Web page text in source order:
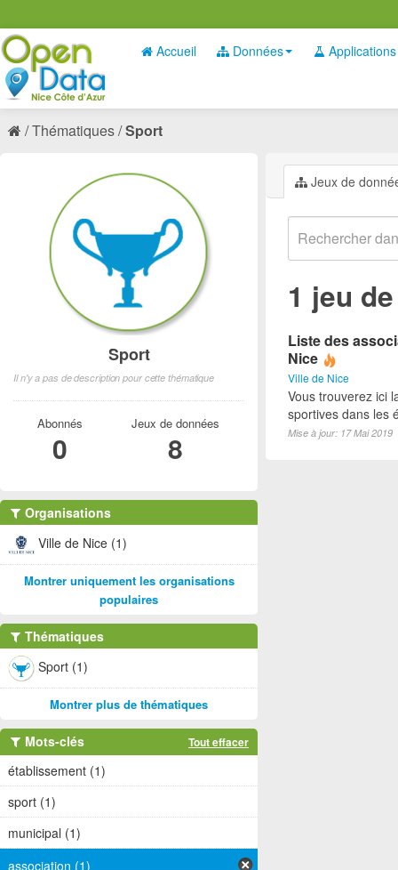
Accueil Données Applications
Thématiques Sport
Jeux de
1 jeu
Liste des
Nice
Ville de Nice
Vous trouverez ici
sportives dans les
Mise à jour: 17 Mai 2019
Sport
Il n'y a pas de description pour cette thématique
Abonnés
0
Jeux de données
8
Organisations
Ville de Nice (1)
Montrer uniquement les organisations
populaires
Thématiques
Sport (1)
Montrer plus de thématiques
Mots-clés Tout effacer
établissement (1)
sport (1)
municipal (1)
association (1)